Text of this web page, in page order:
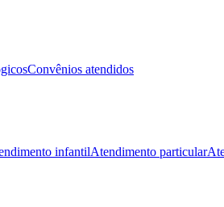
Convênios atendidos
infantilAtendimento particular